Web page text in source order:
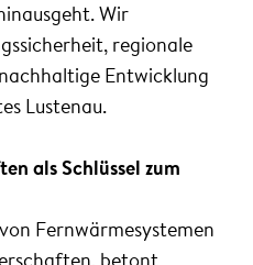
Wir
regionale
Entwicklung
Lustenau.
als Schlüssel zum
Fernwärmesystemen